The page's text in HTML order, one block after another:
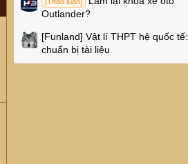
Outlander?
[Funland] Vật lí THPT hệ quốc tế:
chuẩn bị tài liệu